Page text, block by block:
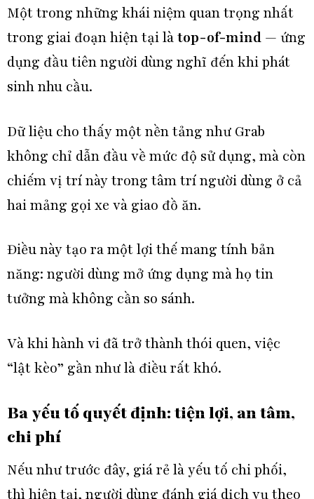
Một trong những khái niệm quan trọng nhất
trong giai đoạn hiện tại làtop-of-mind— ứng
dụng đầu tiên người dùng nghĩ đến khi phát
sinh nhu cầu.
Dữ liệu cho thấy một nền tảng như Grab
không chỉ dẫn đầu về mức độ sử dụng, mà còn
chiếm vị trí này trong tâm trí người dùng ở cả
hai mảng gọi xe và giao đồ ăn.
Điều này tạo ra một lợi thế mang tính bản
năng: người dùng mở ứng dụng mà họ tin
tưởng mà không cần so sánh.
Và khi hành vi đã trở thành thói quen, việc
“lật kèo” gần như là điều rất khó.
Ba yếu tố quyết định: tiện lợi, an tâm,
chi phí
Nếu như trước đây, giá rẻ là yếu tố chi phối,
thì hiện tại, người dùng đánh giá dịch vụ theo